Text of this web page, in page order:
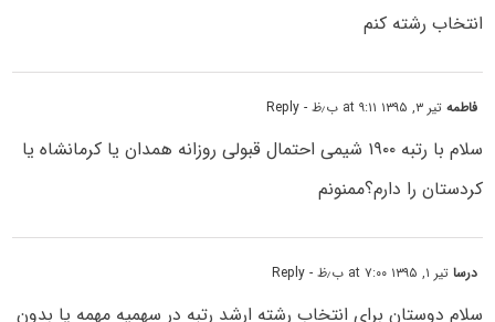
انتخاب رشته کنم
فاطمهتیر ۳, ۱۳۹۵ at ۹:۱۱ ب٫ظ - Reply
سلام با رتبه ۱۹۰۰ شیمی احتمال قبولی روزانه همدان یا کرمانشاه یا
کردستان را دارم؟ممنونم
درساتیر ۱, ۱۳۹۵ at ۷:۰۰ ب٫ظ - Reply
سلام دوستان برای انتخاب رشته ارشد رتبه در سهمیه مهمه یا بدون